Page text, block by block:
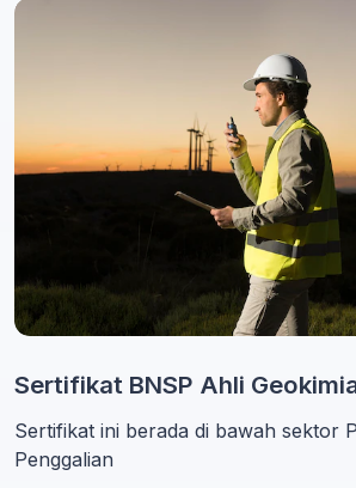
Sertifikat BNSP Ahli
Sertifikat ini berada di bawah sektor
Penggalian